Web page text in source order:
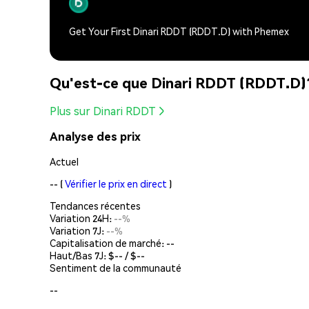
Get Your First Dinari RDDT (RDDT.D) with Phemex
Qu'est-ce que Dinari RDDT
Plus sur Dinari RDDT
Analyse des prix
Actuel
-- (Vérifier le prix en direct )
Tendances récentes
Variation 24H: --%
Variation 7J: --%
Capitalisation de marché: --
Haut/Bas 7J: $-- / $--
Sentiment de la communauté
--